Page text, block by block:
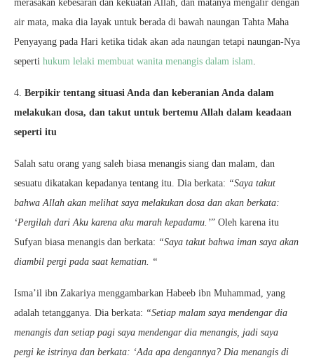
merasakan kebesaran dan kekuatan Allah, dan matanya mengalir dengan
air mata, maka dia layak untuk berada di bawah naungan Tahta Maha
Penyayang pada Hari ketika tidak akan ada naungan tetapi naungan-Nya
seperti hukum lelaki membuat wanita menangis dalam islam.
4. Berpikir tentang situasi Anda dan keberanian Anda dalam
melakukan dosa, dan takut untuk bertemu Allah dalam keadaan
seperti itu
Salah satu orang yang saleh biasa menangis siang dan malam, dan
sesuatu dikatakan kepadanya tentang itu. Dia berkata: “Saya takut
bahwa Allah akan melihat saya melakukan dosa dan akan berkata:
‘Pergilah dari Aku karena aku marah kepadamu.’” Oleh karena itu
Sufyan biasa menangis dan berkata: “Saya takut bahwa iman saya akan
diambil pergi pada saat kematian. “
Isma’il ibn Zakariya menggambarkan Habeeb ibn Muhammad, yang
adalah tetangganya. Dia berkata: “Setiap malam saya mendengar dia
menangis dan setiap pagi saya mendengar dia menangis, jadi saya
pergi ke istrinya dan berkata: ‘Ada apa dengannya? Dia menangis di